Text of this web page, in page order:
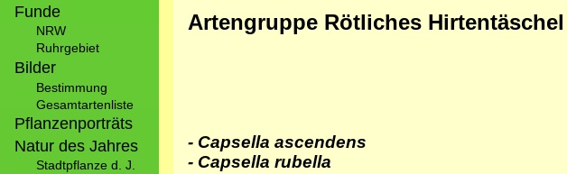
Funde
NRW
Ruhrgebiet
Bilder
Bestimmung
Gesamtartenliste
Pflanzenporträts
Natur des Jahres
Stadtpflanze d. J.
Artengruppe Rötliches Hirtentäschel
- Capsella ascendens
- Capsella rubella